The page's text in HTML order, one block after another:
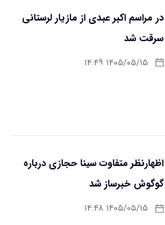
در مراسم اکبر عبدی از مازیار لرستانی
سرقت شد
۱۴۰۵/۰۵/۱۵ ۱۴:۴۹
اظهارنظر متفاوت سینا حجازی درباره
گوگوش خبرساز شد
۱۴۰۵/۰۵/۱۵ ۱۴:۴۸